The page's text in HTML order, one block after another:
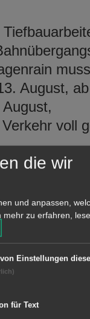
August,
voll
über
Kreisstraße
ist von
die wir
und anpassen,
mehr zu erfahren,
Einstellungen
für Text